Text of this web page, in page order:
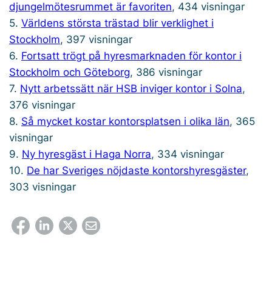
djungelmötesrummet är favoriten, 434 visningar
5. Världens största trästad blir verklighet i
Stockholm, 397 visningar
6. Fortsatt trögt på hyresmarknaden för kontor i
Stockholm och Göteborg, 386 visningar
7. Nytt arbetssätt när HSB inviger kontor i Solna,
376 visningar
8. Så mycket kostar kontorsplatsen i olika län, 365
visningar
9. Ny hyresgäst i Haga Norra, 334 visningar
10. De har Sveriges nöjdaste kontorshyresgäster,
303 visningar